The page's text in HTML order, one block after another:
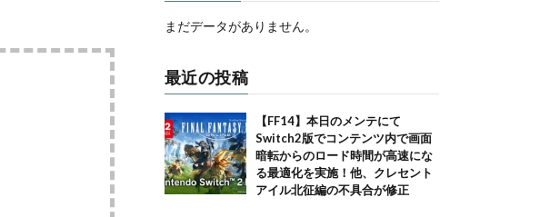
まだデータがありません。
最近の投稿
【FF14】本日のメンテにて
Switch2版でコンテンツ内で画面
暗転からのロード時間が高速にな
る最適化を実施！他、クレセント
アイル北征編の不具合が修正